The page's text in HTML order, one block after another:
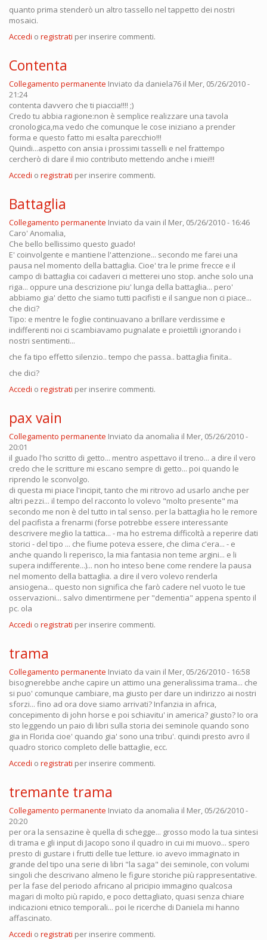
quanto prima stenderò un altro tassello nel tappetto dei nostri
mosaici.
Accedi o registrati per inserire commenti.
Contenta
Collegamento permanente Inviato da daniela76 il Mer, 05/26/2010 -
21:24
contenta davvero che ti piaccia!!!! ;)
Credo tu abbia ragione:non è semplice realizzare una tavola
cronologica,ma vedo che comunque le cose iniziano a prender
forma e questo fatto mi esalta parecchio!!!
Quindi...aspetto con ansia i prossimi tasselli e nel frattempo
cercherò di dare il mio contributo mettendo anche i miei!!!
Accedi o registrati per inserire commenti.
Battaglia
Collegamento permanente Inviato da vain il Mer, 05/26/2010 - 16:46
Caro' Anomalia,
Che bello bellissimo questo guado!
E' coinvolgente e mantiene l'attenzione... secondo me farei una
pausa nel momento della battaglia. Cioe' tra le prime frecce e il
campo di battaglia coi cadaveri ci metterei uno stop. anche solo una
riga... oppure una descrizione piu' lunga della battaglia... pero'
abbiamo gia' detto che siamo tutti pacifisti e il sangue non ci piace...
che dici?
Tipo: e mentre le foglie continuavano a brillare verdissime e
indifferenti noi ci scambiavamo pugnalate e proiettili ignorando i
nostri sentimenti...
che fa tipo effetto silenzio.. tempo che passa.. battaglia finita..
che dici?
Accedi o registrati per inserire commenti.
pax vain
Collegamento permanente Inviato da anomalia il Mer, 05/26/2010 -
20:01
il guado l'ho scritto di getto... mentro aspettavo il treno... a dire il vero
credo che le scritture mi escano sempre di getto... poi quando le
riprendo le sconvolgo.
di questa mi piace l'incipit, tanto che mi ritrovo ad usarlo anche per
altri pezzi... il tempo del racconto lo volevo "molto presente" ma
secondo me non è del tutto in tal senso. per la battaglia ho le remore
del pacifista a frenarmi (forse potrebbe essere interessante
descrivere meglio la tattica... - ma ho estrema difficoltà a reperire dati
storici - del tipo ... che fiume poteva essere, che clima c'era... - e
anche quando li reperisco, la mia fantasia non teme argini... e li
supera indifferente...)... non ho inteso bene come rendere la pausa
nel momento della battaglia. a dire il vero volevo renderla
ansiogena... questo non significa che farò cadere nel vuoto le tue
osservazioni... salvo dimentirmene per "dementia" appena spento il
pc. ola
Accedi o registrati per inserire commenti.
trama
Collegamento permanente Inviato da vain il Mer, 05/26/2010 - 16:58
bisognerebbe anche capire un attimo una generalissima trama... che
si puo' comunque cambiare, ma giusto per dare un indirizzo ai nostri
sforzi... fino ad ora dove siamo arrivati? Infanzia in africa,
concepimento di john horse e poi schiavitu' in america? giusto? Io ora
sto leggendo un paio di libri sulla storia dei seminole quando sono
gia in Florida cioe' quando gia' sono una tribu'. quindi presto avro il
quadro storico completo delle battaglie, ecc.
Accedi o registrati per inserire commenti.
tremante trama
Collegamento permanente Inviato da anomalia il Mer, 05/26/2010 -
20:20
per ora la sensazine è quella di schegge... grosso modo la tua sintesi
di trama e gli input di Jacopo sono il quadro in cui mi muovo... spero
presto di gustare i frutti delle tue letture. io avevo immaginato in
grande del tipo una serie di libri "la saga" dei seminole, con volumi
singoli che descrivano almeno le figure storiche più rappresentative.
per la fase del periodo africano al pricipio immagino qualcosa
magari di molto più rapido, e poco dettagliato, quasi senza chiare
indicazioni etnico temporali... poi le ricerche di Daniela mi hanno
affascinato.
Accedi o registrati per inserire commenti.